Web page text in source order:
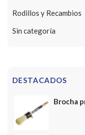
Rodillos y Recambios
Sin categoría
DESTACADOS
Brocha